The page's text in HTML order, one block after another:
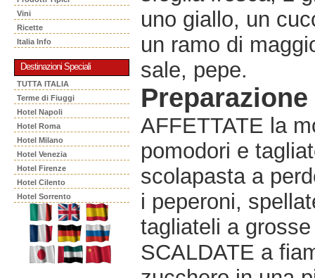
Vini
Ricette
Italia Info
Destinazioni Speciali
TUTTA ITALIA
Terme di Fiuggi
Hotel Napoli
Hotel Roma
Hotel Milano
Hotel Venezia
Hotel Firenze
Hotel Cilento
Hotel Sorrento
uno giallo, un
un ramo di
sale, pepe.
Preparazione
AFFETTATE la
pomodori e
scolapasta a
i peperoni,
tagliateli a
SCALDATE a